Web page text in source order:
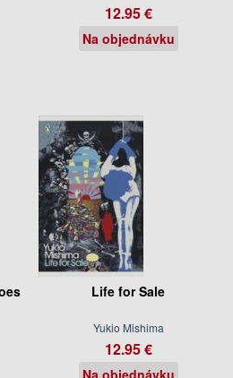
12.95 €
Na objednávku
Life for Sale
Yukio Mishima
12.95 €
Na objednávku